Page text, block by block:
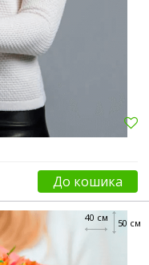
До кошика
50 см
40 см